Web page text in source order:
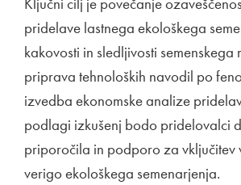
pridelave lastnega ekološkega
kakovosti in sledljivosti semenskega
priprava tehnoloških navodil po
izvedba ekonomske analize
podlagi izkušenj bodo pridelovalci
priporočila in podporo za vključitev
verigo ekološkega semenarjenja.